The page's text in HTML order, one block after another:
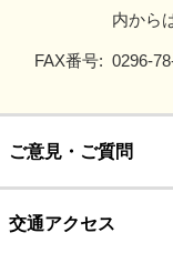
内から
FAX番号: 0296-
ご意見・ご質問
交通アクセス